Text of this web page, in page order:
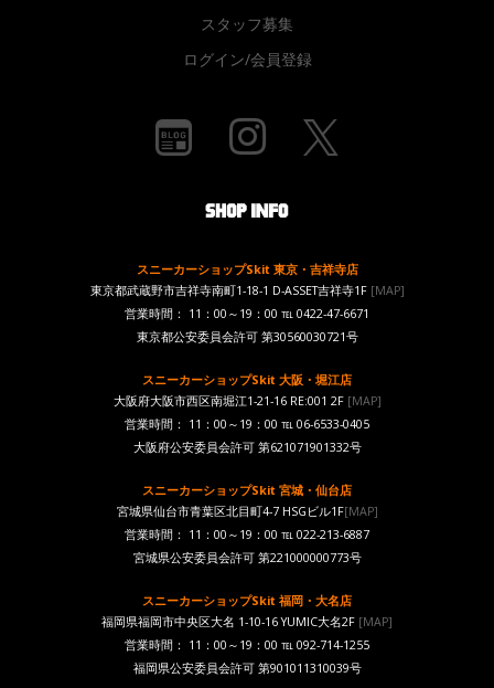
スタッフ募集
ログイン/会員登録
スニーカーショップSkit 東京・吉祥寺店
東京都武蔵野市吉祥寺南町1-18-1 D-ASSET吉祥寺1F [MAP]
営業時間： 11：00～19：00 ℡ 0422-47-6671
東京都公安委員会許可 第30560030721号
スニーカーショップSkit 大阪・堀江店
大阪府大阪市西区南堀江1-21-16 RE:001 2F[MAP]
営業時間： 11：00～19：00 ℡ 06-6533-0405
大阪府公安委員会許可 第621071901332号
スニーカーショップSkit 宮城・仙台店
宮城県仙台市青葉区北目町4-7 HSGビル1F[MAP]
営業時間： 11：00～19：00 ℡ 022-213-6887
宮城県公安委員会許可 第221000000773号
スニーカーショップSkit 福岡・大名店
福岡県福岡市中央区大名 1-10-16 YUMIC大名2F [MAP]
営業時間： 11：00～19：00 ℡ 092-714-1255
福岡県公安委員会許可 第901011310039号